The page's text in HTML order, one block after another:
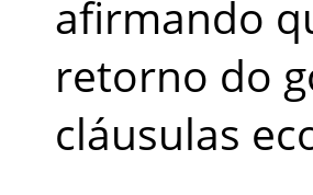
afirmando
retorno do
cláusulas